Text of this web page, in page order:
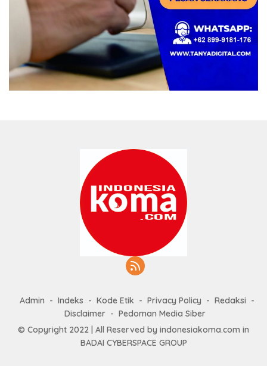
Admin Indeks Kode Etik Privacy Policy
Redaksi
Disclaimer
Pedoman Media Siber
© Copyright 2022 | All Reserved by indonesiakoma.com in
BADAI CYBERSPACE GROUP